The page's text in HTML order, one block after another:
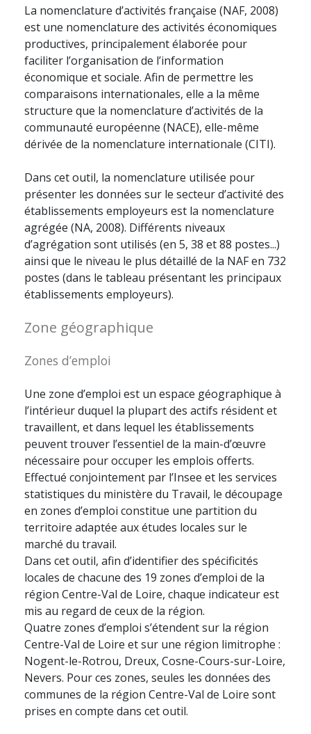
La nomenclature d’activités française (NAF, 2008)
est une nomenclature des activités économiques
productives, principalement élaborée pour
faciliter l’organisation de l’information
économique et sociale. Afin de permettre les
comparaisons internationales, elle a la même
structure que la nomenclature d’activités de la
communauté européenne (NACE), elle-même
dérivée de la nomenclature internationale (CITI).
Dans cet outil, la nomenclature utilisée pour
présenter les données sur le secteur d’activité des
établissements employeurs est la nomenclature
agrégée (NA, 2008). Différents niveaux
d’agrégation sont utilisés (en 5, 38 et 88 postes...)
ainsi que le niveau le plus détaillé de la NAF en 732
postes (dans le tableau présentant les principaux
établissements employeurs).
Zone géographique
Zones d’emploi
Une zone d’emploi est un espace géographique à
l’intérieur duquel la plupart des actifs résident et
travaillent, et dans lequel les établissements
peuvent trouver l’essentiel de la main-d’œuvre
nécessaire pour occuper les emplois offerts.
Effectué conjointement par l’Insee et les services
statistiques du ministère du Travail, le découpage
en zones d’emploi constitue une partition du
territoire adaptée aux études locales sur le
marché du travail.
Dans cet outil, afin d’identifier des spécificités
locales de chacune des 19 zones d’emploi de la
région Centre-Val de Loire, chaque indicateur est
mis au regard de ceux de la région.
Quatre zones d’emploi s’étendent sur la région
Centre-Val de Loire et sur une région limitrophe :
Nogent-le-Rotrou, Dreux, Cosne-Cours-sur-Loire,
Nevers. Pour ces zones, seules les données des
communes de la région Centre-Val de Loire sont
prises en compte dans cet outil.